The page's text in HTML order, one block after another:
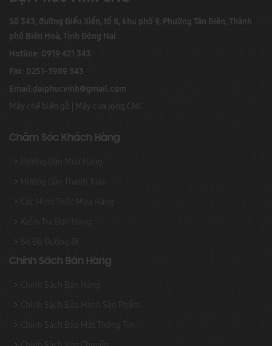
Số 343, đường Điểu Xiển, tổ 8, khu phố 9, Phường Tân Biên, Thành
phố Biên Hoà, Tỉnh Đồng Nai
Hotline: 0919 421 343
Fax: 0251-3989 343
Email:daiphucvinh@gmail.com
Máy chế biến gỗ Máy cưa lọng CNC
Chăm Sóc Khách Hàng
Chính Sách Bán Hàng